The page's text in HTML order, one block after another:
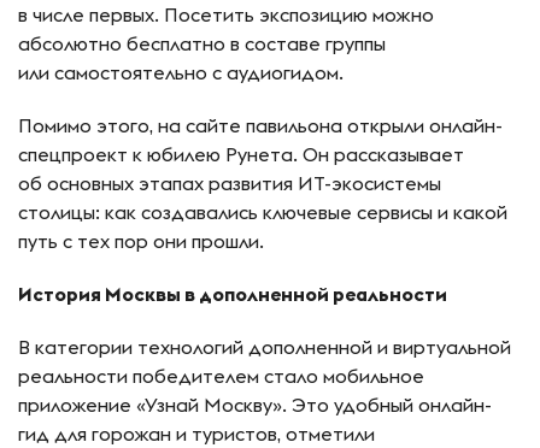
в числе первых. Посетить экспозицию можно
абсолютно бесплатно в составе группы
или самостоятельно с аудиогидом.
Помимо этого, на сайте павильона открыли онлайн-
спецпроект к юбилею Рунета. Он рассказывает
об основных этапах развития ИТ-экосистемы
столицы: как создавались ключевые сервисы и какой
путь с тех пор они прошли.
История Москвы в дополненной реальности
В категории технологий дополненной и виртуальной
реальности победителем стало мобильное
приложение «Узнай Москву». Это удобный онлайн-
гид для горожан и туристов, отметили